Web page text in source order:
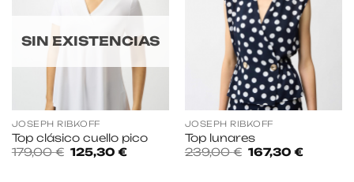
SIN EXISTENCIAS
JOSEPH RIBKOFF
Top clásico cuello pico
179,00€ El
precio
125,30 €El
JOSEPH RIBKOFF
Top lunares
239,00€ El
precio
167,30 €El